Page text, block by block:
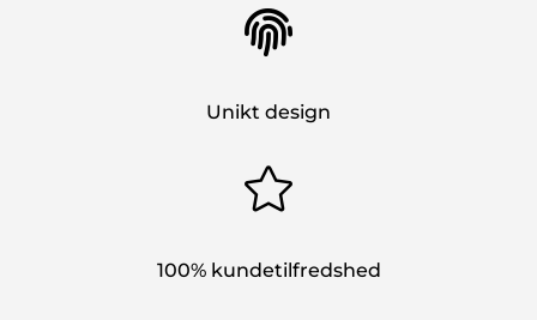

Unikt design

100% kundetilfredshed